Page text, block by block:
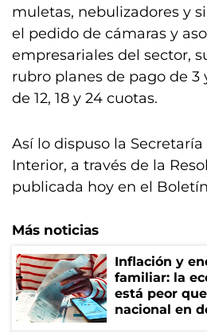
muletas, nebulizadores y
el pedido de cámaras y
empresariales del sector,
rubro planes de pago de 3
de 12, 18 y 24 cuotas.
Así lo dispuso la
Interior, a través de la
publicada hoy en el
Más noticias
Inflación y
familiar: la
está peor
nacional en